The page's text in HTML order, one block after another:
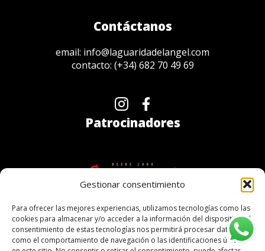
Gestionar consentimiento
Para ofrecer las mejores experiencias, utilizamos tecnologías como las
cookies para almacenar y/o acceder a la información del dispositivo. El
consentimiento de estas tecnologías nos permitirá procesar datos
como el comportamiento de navegación o las identificaciones únicas
Contáctanos
email: info@laguaridadelangel.com
contacto: (+34) 682 70 49 69
Patrocinadores